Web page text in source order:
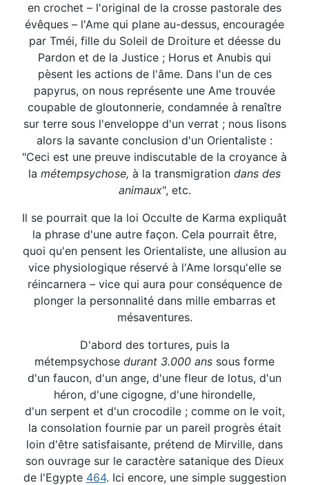
en crochet – l'original de la crosse pastorale des
évêques – l'Ame qui plane au-dessus, encouragée
par Tméi, fille du Soleil de Droiture et déesse du
Pardon et de la Justice ; Horus et Anubis qui
pèsent les actions de l'âme. Dans l'un de ces
papyrus, on nous représente une Ame trouvée
coupable de gloutonnerie, condamnée à renaître
sur terre sous l'enveloppe d'un verrat ; nous lisons
alors la savante conclusion d'un Orientaliste :
"Ceci est une preuve indiscutable de la croyance à
la métempsychose, à la transmigration dans des
animaux", etc.
Il se pourrait que la loi Occulte de Karma expliquât
la phrase d'une autre façon. Cela pourrait être,
quoi qu'en pensent les Orientaliste, une allusion au
vice physiologique réservé à l'Ame lorsqu'elle se
réincarnera – vice qui aura pour conséquence de
plonger la personnalité dans mille embarras et
mésaventures.
D'abord des tortures, puis la
métempsychose durant 3.000 ans sous forme
d'un faucon, d'un ange, d'une fleur de lotus, d'un
héron, d'une cigogne, d'une hirondelle,
d'un serpent et d'un crocodile ; comme on le voit,
la consolation fournie par un pareil progrès était
loin d'être satisfaisante, prétend de Mirville, dans
son ouvrage sur le caractère satanique des Dieux
de l'Egypte 464. Ici encore, une simple suggestion